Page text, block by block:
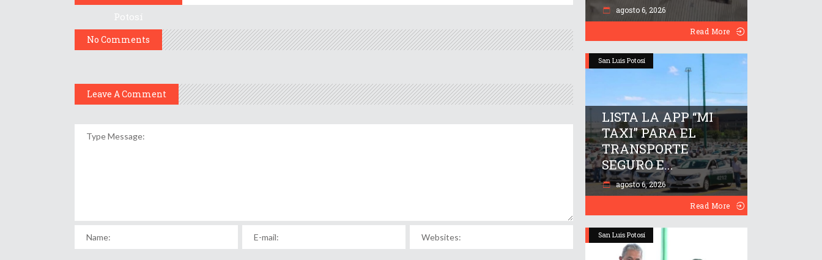
Potosí
No Comments
Leave A Comment
agosto 6, 2026
Read More
San Luis Potosí
LISTA LA APP “MI
TAXI” PARA EL
TRANSPORTE
SEGURO E...
agosto 6, 2026
Read More
San Luis Potosí